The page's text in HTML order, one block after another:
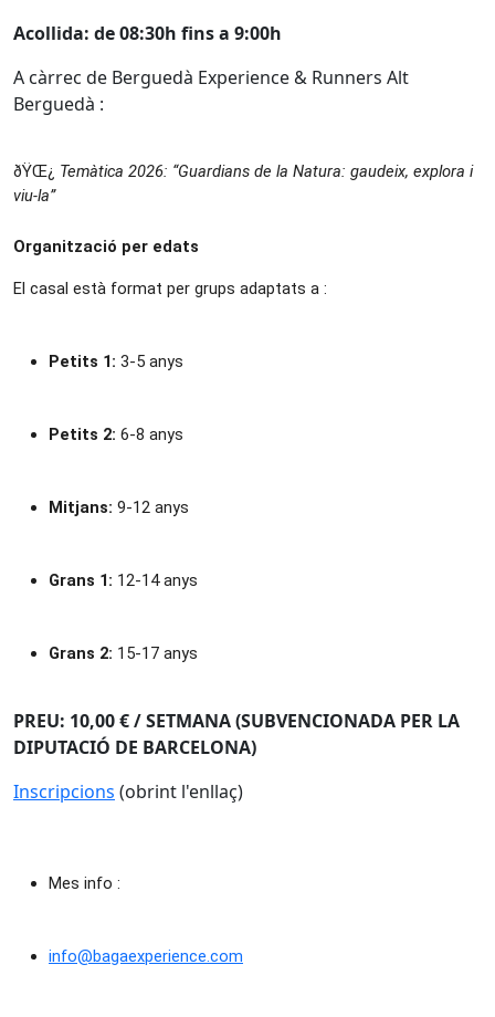
Acollida: de 08:30h fins a 9:00h
A càrrec de Berguedà Experience & Runners Alt
Berguedà :
ðŸŒ¿ Temàtica 2026: “Guardians de la Natura: gaudeix, explora i
viu-la”
Organització per edats
El casal està format per grups adaptats a :
Petits 1: 3-5 anys
Petits 2: 6-8 anys
Mitjans: 9-12 anys
Grans 1: 12-14 anys
Grans 2: 15-17 anys
PREU: 10,00 € / SETMANA (SUBVENCIONADA PER LA
DIPUTACIÓ DE BARCELONA)
Inscripcions (obrint l'enllaç)
Mes info :
info@bagaexperience.com